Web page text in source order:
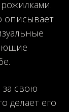
описывает
свою
делает его